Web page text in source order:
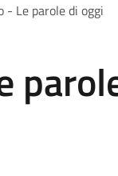
Le parole di oggi